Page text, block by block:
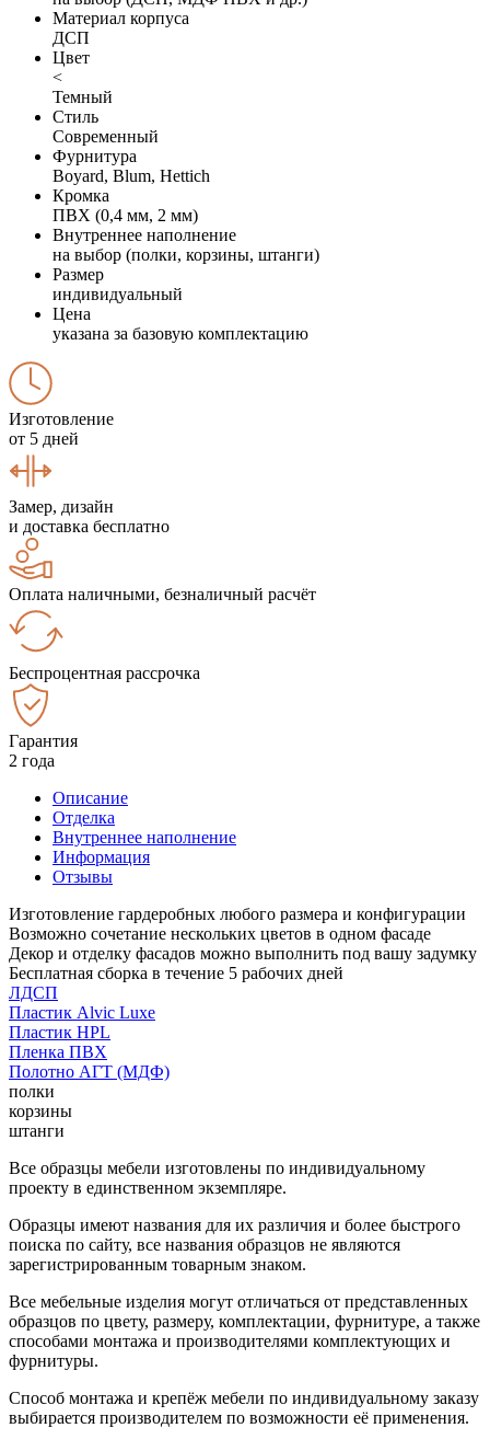
Материал корпуса
ДСП
Цвет
<
Темный
Стиль
Современный
Фурнитура
Boyard, Blum, Hettich
Кромка
ПВХ (0,4 мм, 2 мм)
Внутреннее наполнение
на выбор (полки, корзины, штанги)
Размер
индивидуальный
Цена
указана за базовую комплектацию
Изготовление
от 5 дней
Замер, дизайн
и доставка бесплатно
Оплата наличными, безналичный расчёт
Беспроцентная рассрочка
Гарантия
2 года
Описание
Отделка
Внутреннее наполнение
Информация
Отзывы
Изготовление гардеробных любого размера и конфигурации
Возможно сочетание нескольких цветов в одном фасаде
Декор и отделку фасадов можно выполнить под вашу задумку
Бесплатная сборка в течение 5 рабочих дней
ЛДСП
Пластик Alvic Luxe
Пластик HPL
Пленка ПВХ
Полотно АГТ (МДФ)
полки
корзины
штанги
Все образцы мебели изготовлены по индивидуальному
проекту в единственном экземпляре.
Образцы имеют названия для их различия и более быстрого
поиска по сайту, все названия образцов не являются
зарегистрированным товарным знаком.
Все мебельные изделия могут отличаться от представленных
образцов по цвету, размеру, комплектации, фурнитуре, а также
способами монтажа и производителями комплектующих и
фурнитуры.
Способ монтажа и крепёж мебели по индивидуальному заказу
выбирается производителем по возможности её применения.